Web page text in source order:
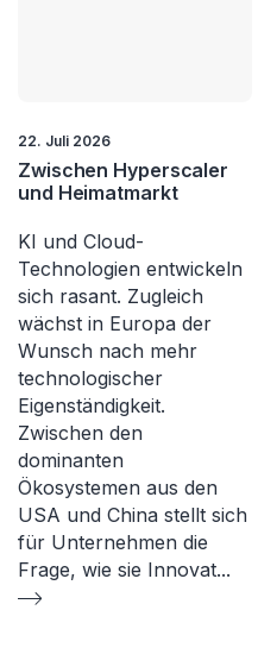
22. Juli 2026
Zwischen Hyperscaler
und Heimatmarkt
KI und Cloud-
Technologien entwickeln
sich rasant. Zugleich
wächst in Europa der
Wunsch nach mehr
technologischer
Eigenständigkeit.
Zwischen den
dominanten
Ökosystemen aus den
USA und China stellt sich
für Unternehmen die
Frage, wie sie Innovat...